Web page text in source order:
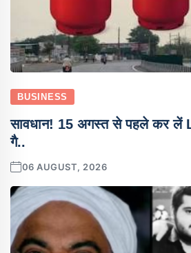
BUSINESS
सावधान! 15 अगस्त से पहले कर लें
गै..
06 AUGUST, 2026